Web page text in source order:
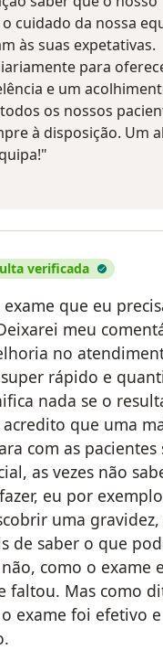
cuidado da nossa
às suas expetativas.
para
e um
os nossos
à disposição. Um
verificada
que eu
meu
no
rápido e
nada se o
que uma
com as pacientes
as vezes não
eu por
uma
de saber o que
como o exame
faltou. Mas como
exame foi efetivo